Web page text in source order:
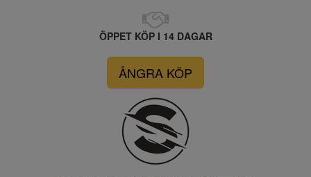
ÖPPET KÖP I 14 DAGAR
ÅNGRA KÖP